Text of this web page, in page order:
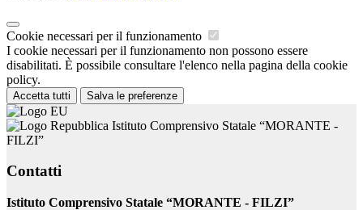
Cookie necessari per il funzionamento
I cookie necessari per il funzionamento non possono essere
disabilitati. È possibile consultare l'elenco nella pagina della cookie
policy.
Accetta tutti Salva le preferenze
Istituto Comprensivo Statale “MORANTE -
FILZI”
Contatti
Istituto Comprensivo Statale “MORANTE - FILZI”